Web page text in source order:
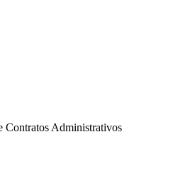
Contratos Administrativos